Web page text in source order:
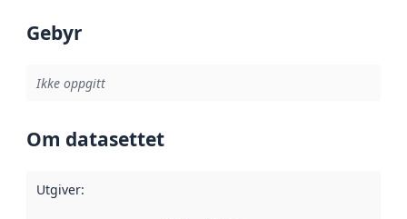
Gebyr
Ikke oppgitt
Om datasettet
Utgiver: